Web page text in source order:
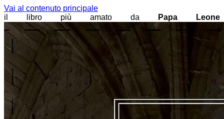
Vai al contenuto principale
il libro più amato da
Papa Leone